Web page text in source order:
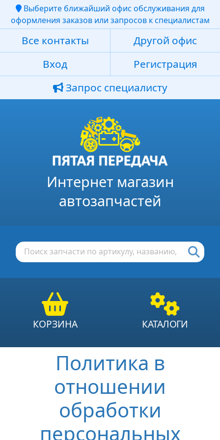
Выберите ближайший офис обслуживания для
оформления заказов или запросов к специалистам
Все контакты
Другой офис
Вход
Регистрация
Запрос специалисту
Интернет магазин
автозапчастей
КОРЗИНА КАТАЛОГИ
Политика в
отношении
обработки
персональных